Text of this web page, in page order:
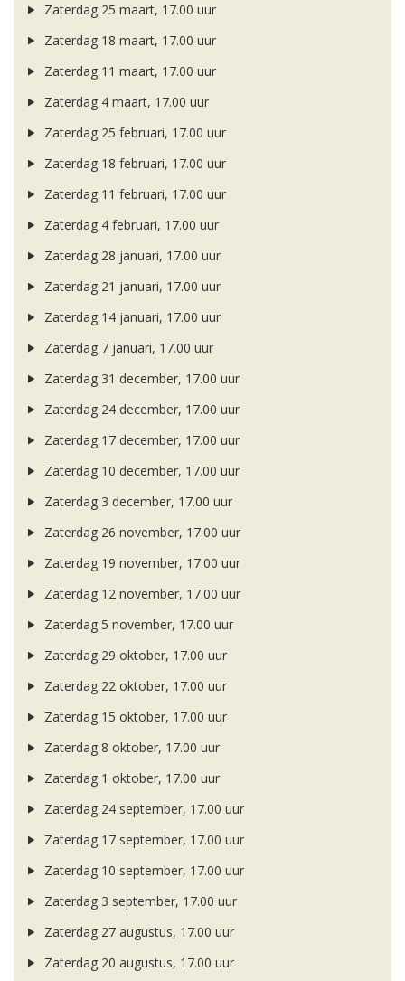
Zaterdag 25 maart, 17.00 uur
Zaterdag 18 maart, 17.00 uur
Zaterdag 11 maart, 17.00 uur
Zaterdag 4 maart, 17.00 uur
Zaterdag 25 februari, 17.00 uur
Zaterdag 18 februari, 17.00 uur
Zaterdag 11 februari, 17.00 uur
Zaterdag 4 februari, 17.00 uur
Zaterdag 28 januari, 17.00 uur
Zaterdag 21 januari, 17.00 uur
Zaterdag 14 januari, 17.00 uur
Zaterdag 7 januari, 17.00 uur
Zaterdag 31 december, 17.00 uur
Zaterdag 24 december, 17.00 uur
Zaterdag 17 december, 17.00 uur
Zaterdag 10 december, 17.00 uur
Zaterdag 3 december, 17.00 uur
Zaterdag 26 november, 17.00 uur
Zaterdag 19 november, 17.00 uur
Zaterdag 12 november, 17.00 uur
Zaterdag 5 november, 17.00 uur
Zaterdag 29 oktober, 17.00 uur
Zaterdag 22 oktober, 17.00 uur
Zaterdag 15 oktober, 17.00 uur
Zaterdag 8 oktober, 17.00 uur
Zaterdag 1 oktober, 17.00 uur
Zaterdag 24 september, 17.00 uur
Zaterdag 17 september, 17.00 uur
Zaterdag 10 september, 17.00 uur
Zaterdag 3 september, 17.00 uur
Zaterdag 27 augustus, 17.00 uur
Zaterdag 20 augustus, 17.00 uur